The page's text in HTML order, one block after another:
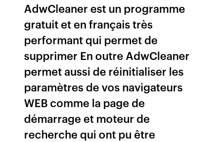
AdwCleaner est un programme
gratuit et en français très
performant qui permet de
supprimer En outre AdwCleaner
permet aussi de réinitialiser les
paramètres de vos navigateurs
WEB comme la page de
démarrage et moteur de
recherche qui ont pu être